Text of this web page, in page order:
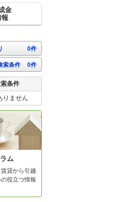
金
0件
索条件 0件
条件
りません
ム
貸から引越
役立つ情報